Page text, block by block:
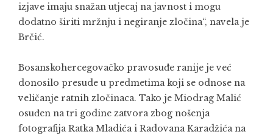
izjave imaju snažan utjecaj na javnost i mogu
dodatno širiti mržnju i negiranje zločina“, navela je
Brčić.
Bosanskohercegovačko pravosuđe ranije je već
donosilo presude u predmetima koji se odnose na
veličanje ratnih zločinaca. Tako je Miodrag Malić
osuđen na tri godine zatvora zbog nošenja
fotografija Ratka Mladića i Radovana Karadžića na